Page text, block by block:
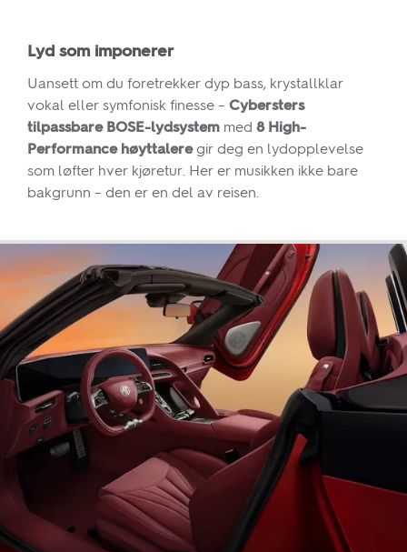
Lyd som imponerer
Uansett om du foretrekker dyp bass, krystallklar
vokal eller symfonisk finesse – Cybersters
tilpassbare BOSE-lydsystem med 8 High-
Performance høyttalere gir deg en lydopplevelse
som løfter hver kjøretur. Her er musikken ikke bare
bakgrunn – den er en del av reisen.